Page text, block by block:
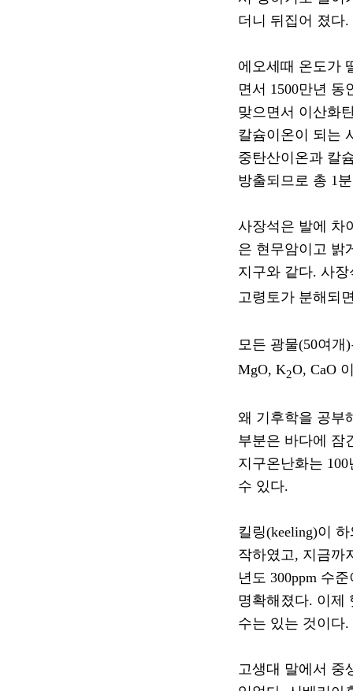
더니 뒤집어 졌다.
에오세때 온도가
면서 1500만년 동
맞으면서 이산화
칼슘이온이 되는
중탄산이온과 칼
방출되므로 총 1
사장석은 발에 차
은 현무암이고 밝
지구와 같다. 사장
고령토가 분해되
모든 광물(50여개 )
MgO, K2O, CaO
왜 기후학을 공부
부분은 바다에 잠
지구온난화는 100
수 있다.
킬링(keeling)이 하
작하였고 , 지금까
년도 300ppm 수
명확해졌다. 이제
수는 있는 것이다.
고생대 말에서 중